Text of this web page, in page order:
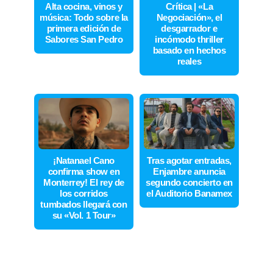
Alta cocina, vinos y
música: Todo sobre la
primera edición de
Sabores San Pedro
Crítica | «La
Negociación», el
desgarrador e
incómodo thriller
basado en hechos
reales
¡Natanael Cano
confirma show en
Monterrey! El rey de
los corridos
tumbados llegará con
su «Vol. 1 Tour»
Tras agotar entradas,
Enjambre anuncia
segundo concierto en
el Auditorio Banamex